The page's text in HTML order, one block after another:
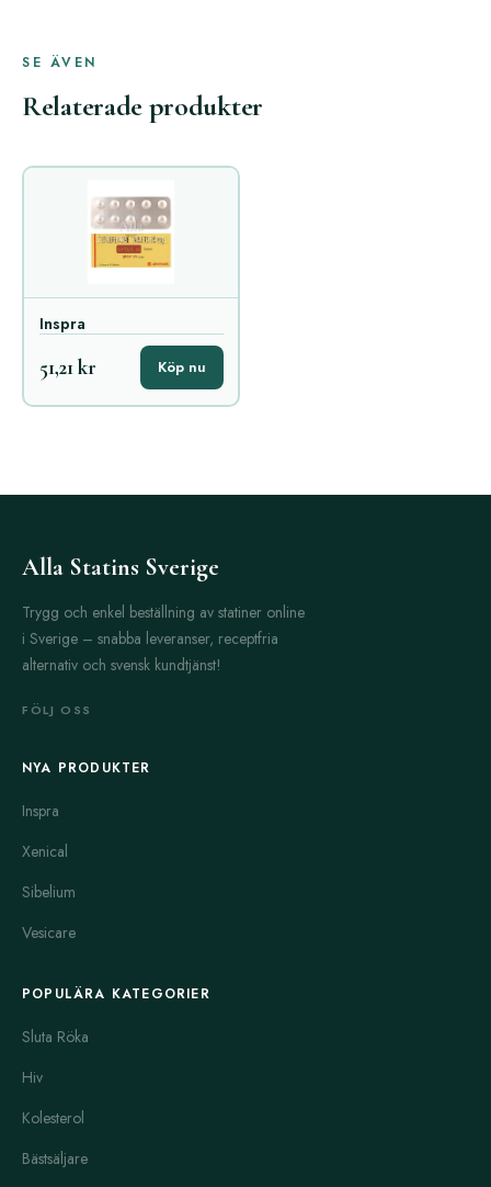
SE ÄVEN
Relaterade produkter
Inspra
51,21 kr Köp nu
Alla Statins Sverige
Trygg och enkel beställning av statiner online
i Sverige – snabba leveranser, receptfria
alternativ och svensk kundtjänst!
FÖLJ OSS
NYA PRODUKTER
Inspra
Xenical
Sibelium
Vesicare
POPULÄRA KATEGORIER
Sluta Röka
Hiv
Kolesterol
Bästsäljare